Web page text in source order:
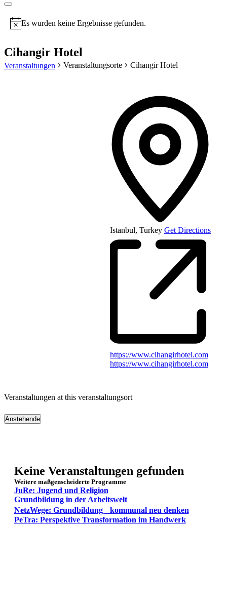
NoticeEs wurden keine Ergebnisse gefunden.
Cihangir Hotel
Veranstaltungen Veranstaltungsorte Cihangir Hotel
Istanbul, Turkey Get Directions
Website
https://www.cihangirhotel.com
https://www.cihangirhotel.com
Veranstaltungen at this veranstaltungsort
Anstehende
Keine Veranstaltungen gefunden
Weitere maßgenscheiderte Programme
JuRe: Jugend und Religion
Grundbildung in der Arbeitswelt
NetzWege: Grundbildung kommunal neu denken
PeTra: Perspektive Transformation im Handwerk